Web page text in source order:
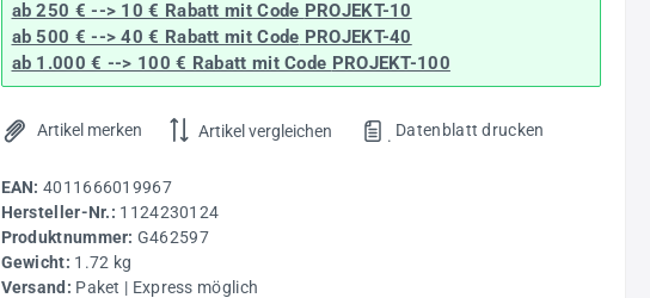
ab 250 € --> 10 € Rabatt mit Code PROJEKT-10
ab 500 € --> 40 € Rabattmit Code PROJEKT-40
ab 1.000 € --> 100 € Rabatt mit Code PROJEKT-100
Artikel merken Artikel vergleichen . Datenblatt drucken
EAN: 4011666019967
Hersteller-Nr.: 1124230124
Produktnummer: G462597
Gewicht: 1.72 kg
Versand: Paket | Express möglich